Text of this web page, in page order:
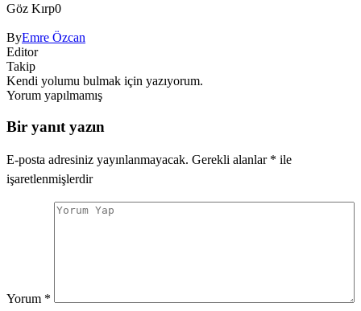
Göz Kırp0
ByEmre Özcan
Editor
Takip
Kendi yolumu bulmak için yazıyorum.
Yorum yapılmamış
Bir yanıt yazın
E-posta adresiniz yayınlanmayacak. Gerekli alanlar * ile
işaretlenmişlerdir
Yorum *